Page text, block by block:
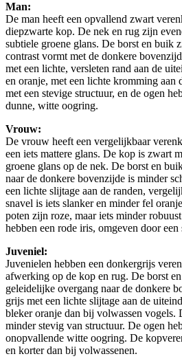
Man:
De man heeft een opvallend zwart
diepzwarte kop. De nek en rug zijn
subtiele groene glans. De borst en buik
contrast vormt met de donkere
met een lichte, versleten rand aan de
en oranje, met een lichte kromming aan
met een stevige structuur, en de ogen
dunne, witte oogring.
Vrouw:
De vrouw heeft een vergelijkbaar
een iets mattere glans. De kop is zwart
groene glans op de nek. De borst en
naar de donkere bovenzijde is minder
een lichte slijtage aan de randen,
snavel is iets slanker en minder fel
poten zijn roze, maar iets minder
hebben een rode iris, omgeven door
Juveniel:
Juvenielen hebben een donkergrijs
afwerking op de kop en rug. De borst
geleidelijke overgang naar de donkere
grijs met een lichte slijtage aan de
bleker oranje dan bij volwassen vogels.
minder stevig van structuur. De ogen
onopvallende witte oogring. De
en korter dan bij volwassenen.